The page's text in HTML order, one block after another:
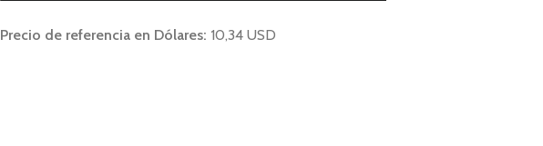
Precio de referencia en Dólares: 10,34 USD